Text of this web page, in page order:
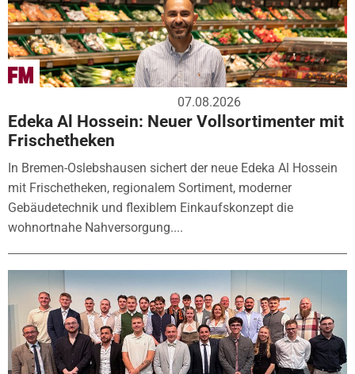
07.08.2026
Edeka Al Hossein: Neuer Vollsortimenter mit
Frischetheken
In Bremen-Oslebshausen sichert der neue Edeka Al Hossein
mit Frischetheken, regionalem Sortiment, moderner
Gebäudetechnik und flexiblem Einkaufskonzept die
wohnortnahe Nahversorgung....